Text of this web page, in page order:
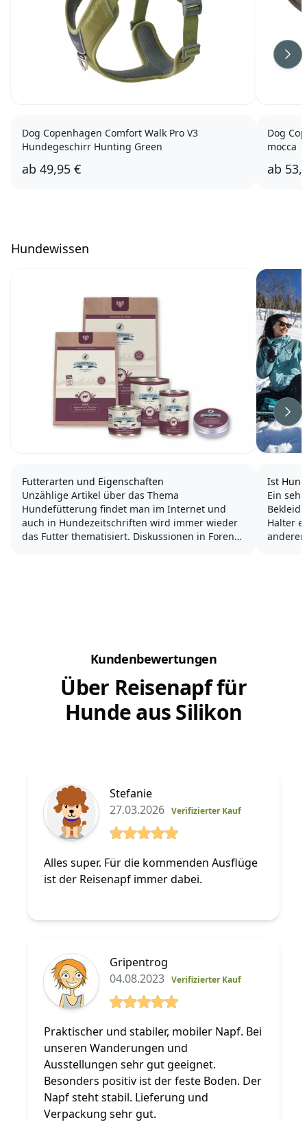
Dog Copenhagen Comfort Walk Pro V3
Hundegeschirr Hunting Green
ab 49,95 €
Dog
mocca
ab
Hundewissen
Futterarten und Eigenschaften
Unzählige Artikel über das Thema
Hundefütterung findet man im Internet und
auch in Hundezeitschriften wird immer wieder
das Futter thematisiert. Diskussionen in Foren
Ist
Ein
Halter
anderer
Kundenbewertungen
Über Reisenapf für
Hunde aus Silikon
Stefanie
27.03.2026 Verifizierter Kauf
Alles super. Für die kommenden Ausflüge
ist der Reisenapf immer dabei.
Gripentrog
04.08.2023 Verifizierter Kauf
Praktischer und stabiler, mobiler Napf. Bei
unseren Wanderungen und
Ausstellungen sehr gut geeignet.
Besonders positiv ist der feste Boden. Der
Napf steht stabil. Lieferung und
Verpackung sehr gut.